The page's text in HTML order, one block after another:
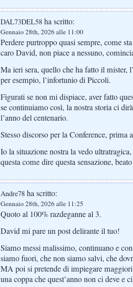
DAL73DEL58 ha scritto:
Gennaio 28th, 2026 alle 11:00
Perdere purtroppo quasi sempre, come
caro David, non piace a nessuno,
Ma ieri sera, quello che ha fatto il mister,
per esempio, l’infortunio di Piccoli.
Figurati se non mi dispiace, aver fatto
se continuiamo così, la nostra storia ci
l’anno del centenario.
Stesso discorso per la Conference,
Io la situazione nostra la vedo
questa come dire questa sensazione,
Andre78 ha scritto:
Gennaio 28th, 2026 alle 11:25
Quoto al 100% razdeganne al 3.
David mi pare un post delirante il tuo!
Siamo messi malissimo, continuano e
siamo fuori, che non siamo salvi, che
MA poi si pretende di impiegare
una coppa che quest’anno non ci deve e